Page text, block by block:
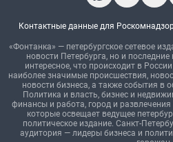
Контактные данные для
«Фонтанка» — петербургское сетевое
новости Петербурга, но и
интересное, что происходит в
наиболее значимые происшествия,
новости бизнеса, а также события в
Политика и власть, бизнес и
финансы и работа, город и
которые освещает ведущее
политическое издание. Санкт-
аудитория — лидеры бизнеса и